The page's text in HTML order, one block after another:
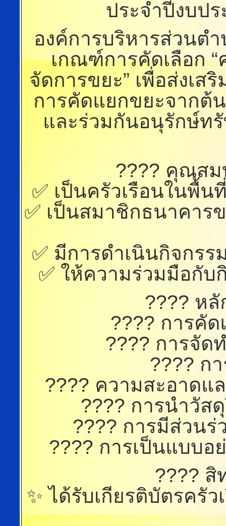
ประจำปีงบป
องค์การบริหารส่วนต
เกณฑ์การคัดเลือก
จัดการขยะ” เพื่อส่งเ
การคัดแยกขยะจากต้
และร่วมกันอนุรักษ์ท
???? คุณสม
✅ เป็นครัวเรือนในพื้
✅ เป็นสมาชิกธนาคาร
✅ มีการดำเนินกิจกร
✅ ให้ความร่วมมือกั
???? ห
???? การคั
???? การจัด
???? ก
???? ความสะอาดแ
???? การนำวัส
???? การมีส่วน
???? การเป็นแบบ
???? สิ
✨ ได้รับเกียรติบัตรครั